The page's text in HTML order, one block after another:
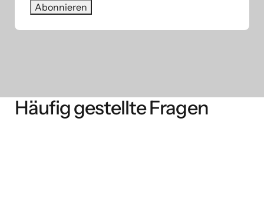
Häufig gestellte Fragen